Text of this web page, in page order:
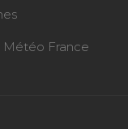
Météo France